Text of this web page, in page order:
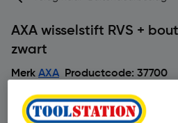
AXA wisselstift RVS +
zwart
Merk AXA Productcode: 37700